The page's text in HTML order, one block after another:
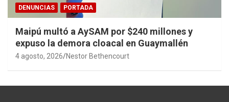
DENUNCIAS PORTADA
Maipú multó a AySAM por $240 millones y
expuso la demora cloacal en Guaymallén
4 agosto, 2026 Nestor Bethencourt